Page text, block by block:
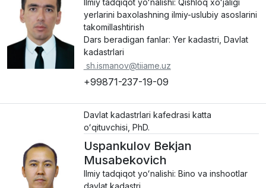
Ilmiy tadqiqot yoʻnalishi: Qishloq xoʻjaligi
yerlarini baxolashning ilmiy-uslubiy asoslarini
takomillashtirish
Dars beradigan fanlar: Yer kadastri, Davlat
kadastrlari
sh.ismanov@tiiame.uz
+99871-237-19-09
Davlat kadastrlari kafedrasi katta
oʻqituvchisi, PhD.
Uspankulov Bekjan
Musabekovich
Ilmiy tadqiqot yoʻnalishi: Bino va inshootlar
davlat kadastri